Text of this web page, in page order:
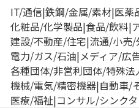
IT/通信 鉄鋼/金属/素材 医薬
化粧品/化学製品 食品/飲料
建設/不動産/住宅 流通/小売/
電力/ガス/石油 メディア/広
各種団体/非営利団体/特殊法
機械/電気/精密機器 自動車/
医療/福祉 コンサル/シンク